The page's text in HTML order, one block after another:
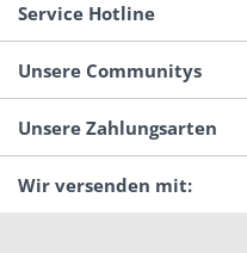
Service Hotline
Unsere Communitys
Unsere Zahlungsarten
Wir versenden mit: